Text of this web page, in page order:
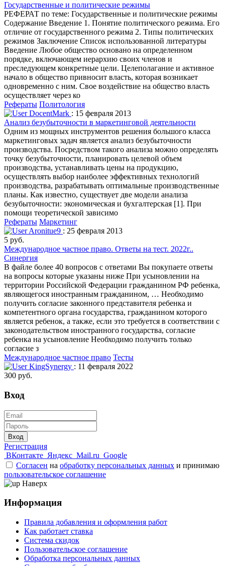
Государственные и политические режимы
РЕФЕРАТ по теме: Государственные и политические режимы
Содержание Введение 1. Понятие политического режима. Его
отличие от государственного режима 2. Типы политических
режимов Заключение Список использованной литературы
Введение Любое общество основано на определенном
порядке, включающем иерархию своих членов и
преследующем конкретные цели. Целеполагание и активное
начало в общество привносит власть, которая возникает
одновременно с ним. Свое воздействие на общество власть
осуществляет через ко
Рефераты Политология
DocentMark : 15 февраля 2013
Анализ безубыточности в маркетинговой деятельности
Одним из мощных инструментов решения большого класса
маркетинговых задач является анализ безубыточности
производства. Посредством такого анализа можно определять
точку безубыточности, планировать целевой объем
производства, устанавливать цены на продукцию,
осуществлять выбор наиболее эффективных технологий
производства, разрабатывать оптимальные производственные
планы. Как известно, существует две модели анализа
безубыточности: экономическая и бухгалтерская [1]. При
помощи теоретической зависимо
Рефераты Маркетинг
Aronitue9 : 25 февраля 2013
5 руб.
Международное частное право. Ответы на тест. 2022г..
Синергия
В файле более 40 вопросов с ответами Вы покупаете ответы
на вопросы которые указаны ниже При усыновлении на
территории Российской Федерации гражданином РФ ребенка,
являющегося иностранным гражданином, … Необходимо
получить согласие законного представителя ребенка и
компетентного органа государства, гражданином которого
является ребенок, а также, если это требуется в соответствии с
законодательством иностранного государства, согласие
ребенка на усыновление Необходимо получить только
согласие з
Международное частное право Тесты
KingSynergy : 11 февраля 2022
300 руб.
Вход
Вход
Регистрация
ВКонтакте Яндекс Mail.ru Google
Согласен на обработку персональных данных и принимаю
пользовательское соглашение
Наверх
Информация
Правила добавления и оформления работ
Как работает ставка
Система скидок
Пользовательское соглашение
Обработка персональных данных